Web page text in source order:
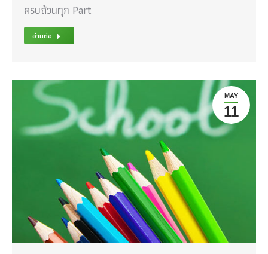
ครบถ้วนทุก Part
อ่านต่อ
MAY
11